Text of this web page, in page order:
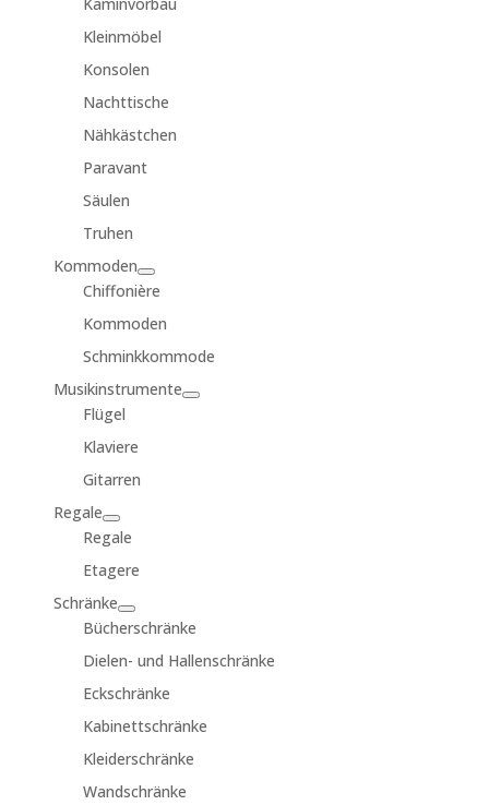
Kleinmöbel
Konsolen
Nachttische
Nähkästchen
Paravant
Säulen
Truhen
Kommoden
Chiffonière
Kommoden
Schminkkommode
Musikinstrumente
Flügel
Klaviere
Gitarren
Regale
Regale
Etagere
Schränke
Bücherschränke
Dielen- und Hallenschränke
Eckschränke
Kabinettschränke
Kleiderschränke
Wandschränke